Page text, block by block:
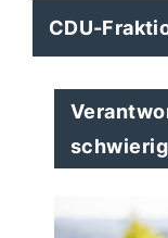
CDU-